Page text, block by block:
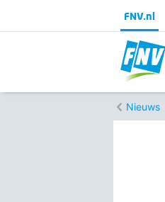
FNV.nl
Nieuws